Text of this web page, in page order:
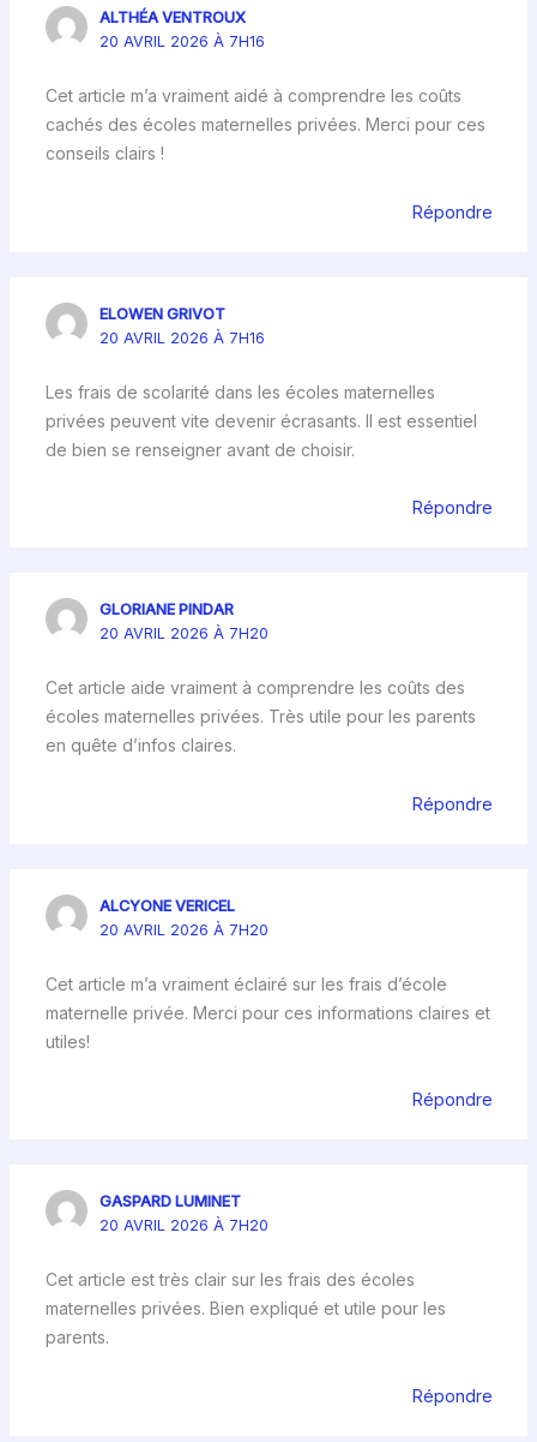
ALTHÉA VENTROUX
20 AVRIL 2026 À 7H16
Cet article m’a vraiment aidé à comprendre les coûts
cachés des écoles maternelles privées. Merci pour ces
conseils clairs !
Répondre
ELOWEN GRIVOT
20 AVRIL 2026 À 7H16
Les frais de scolarité dans les écoles maternelles
privées peuvent vite devenir écrasants. Il est essentiel
de bien se renseigner avant de choisir.
Répondre
GLORIANE PINDAR
20 AVRIL 2026 À 7H20
Cet article aide vraiment à comprendre les coûts des
écoles maternelles privées. Très utile pour les parents
en quête d’infos claires.
Répondre
ALCYONE VERICEL
20 AVRIL 2026 À 7H20
Cet article m’a vraiment éclairé sur les frais d’école
maternelle privée. Merci pour ces informations claires et
utiles!
Répondre
GASPARD LUMINET
20 AVRIL 2026 À 7H20
Cet article est très clair sur les frais des écoles
maternelles privées. Bien expliqué et utile pour les
parents.
Répondre